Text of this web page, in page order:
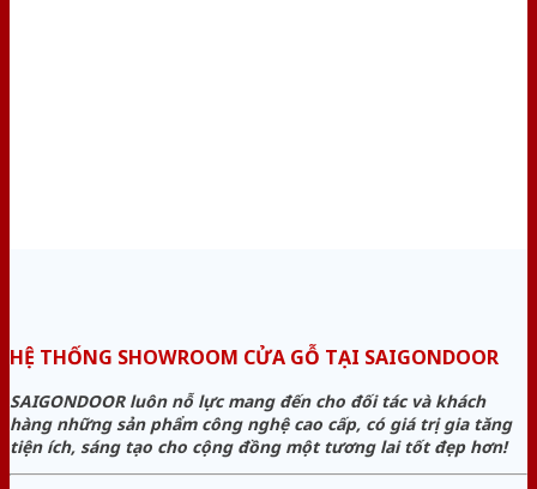
HỆ THỐNG SHOWROOM CỬA GỖ TẠI SAIGONDOOR
SAIGONDOOR luôn nỗ lực mang đến cho đối tác và khách
hàng những sản phẩm công nghệ cao cấp, có giá trị gia tăng
tiện ích, sáng tạo cho cộng đồng một tương lai tốt đẹp hơn!